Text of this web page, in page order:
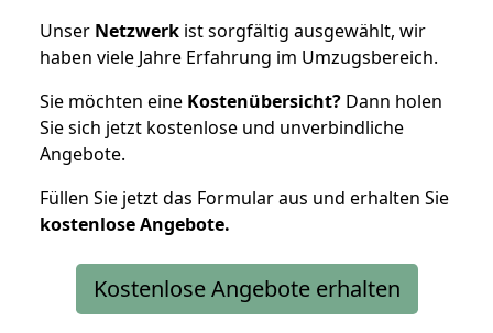
Unser Netzwerk ist sorgfältig ausgewählt, wir
haben viele Jahre Erfahrung im Umzugsbereich.
Sie möchten eine Kostenübersicht? Dann holen
Sie sich jetzt kostenlose und unverbindliche
Angebote.
Füllen Sie jetzt das Formular aus und erhalten Sie
kostenloseAngebote.
Kostenlose Angebote erhalten